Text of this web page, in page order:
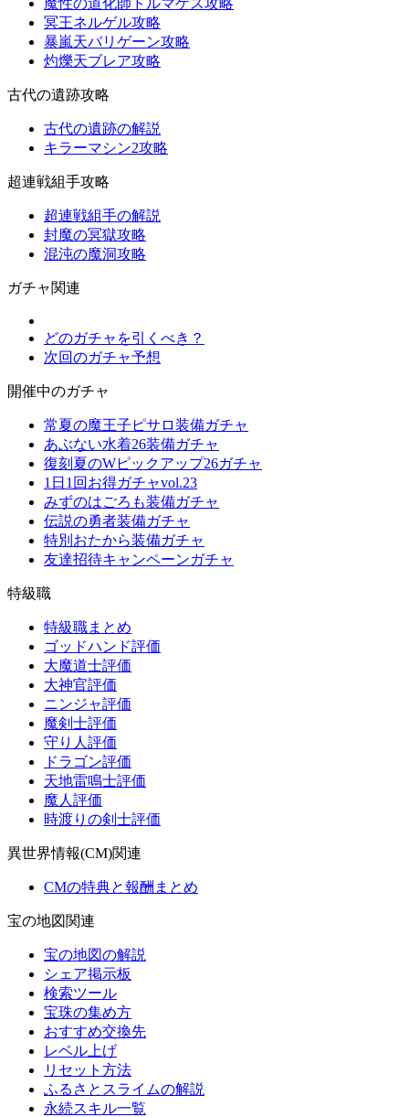
魔性の道化師ドルマゲス攻略
冥王ネルゲル攻略
暴嵐天バリゲーン攻略
灼爍天ブレア攻略
古代の遺跡攻略
古代の遺跡の解説
キラーマシン2攻略
超連戦組手攻略
超連戦組手の解説
封魔の冥獄攻略
混沌の魔洞攻略
ガチャ関連
どのガチャを引くべき？
次回のガチャ予想
開催中のガチャ
常夏の魔王子ピサロ装備ガチャ
あぶない水着26装備ガチャ
復刻夏のWピックアップ26ガチャ
1日1回お得ガチャvol.23
みずのはごろも装備ガチャ
伝説の勇者装備ガチャ
特別おたから装備ガチャ
友達招待キャンペーンガチャ
特級職
特級職まとめ
ゴッドハンド評価
大魔道士評価
大神官評価
ニンジャ評価
魔剣士評価
守り人評価
ドラゴン評価
天地雷鳴士評価
魔人評価
時渡りの剣士評価
異世界情報(CM)関連
CMの特典と報酬まとめ
宝の地図関連
宝の地図の解説
シェア掲示板
検索ツール
宝珠の集め方
おすすめ交換先
レベル上げ
リセット方法
ふるさとスライムの解説
永続スキル一覧